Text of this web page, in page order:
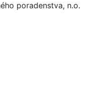
poradenstva, n.o.